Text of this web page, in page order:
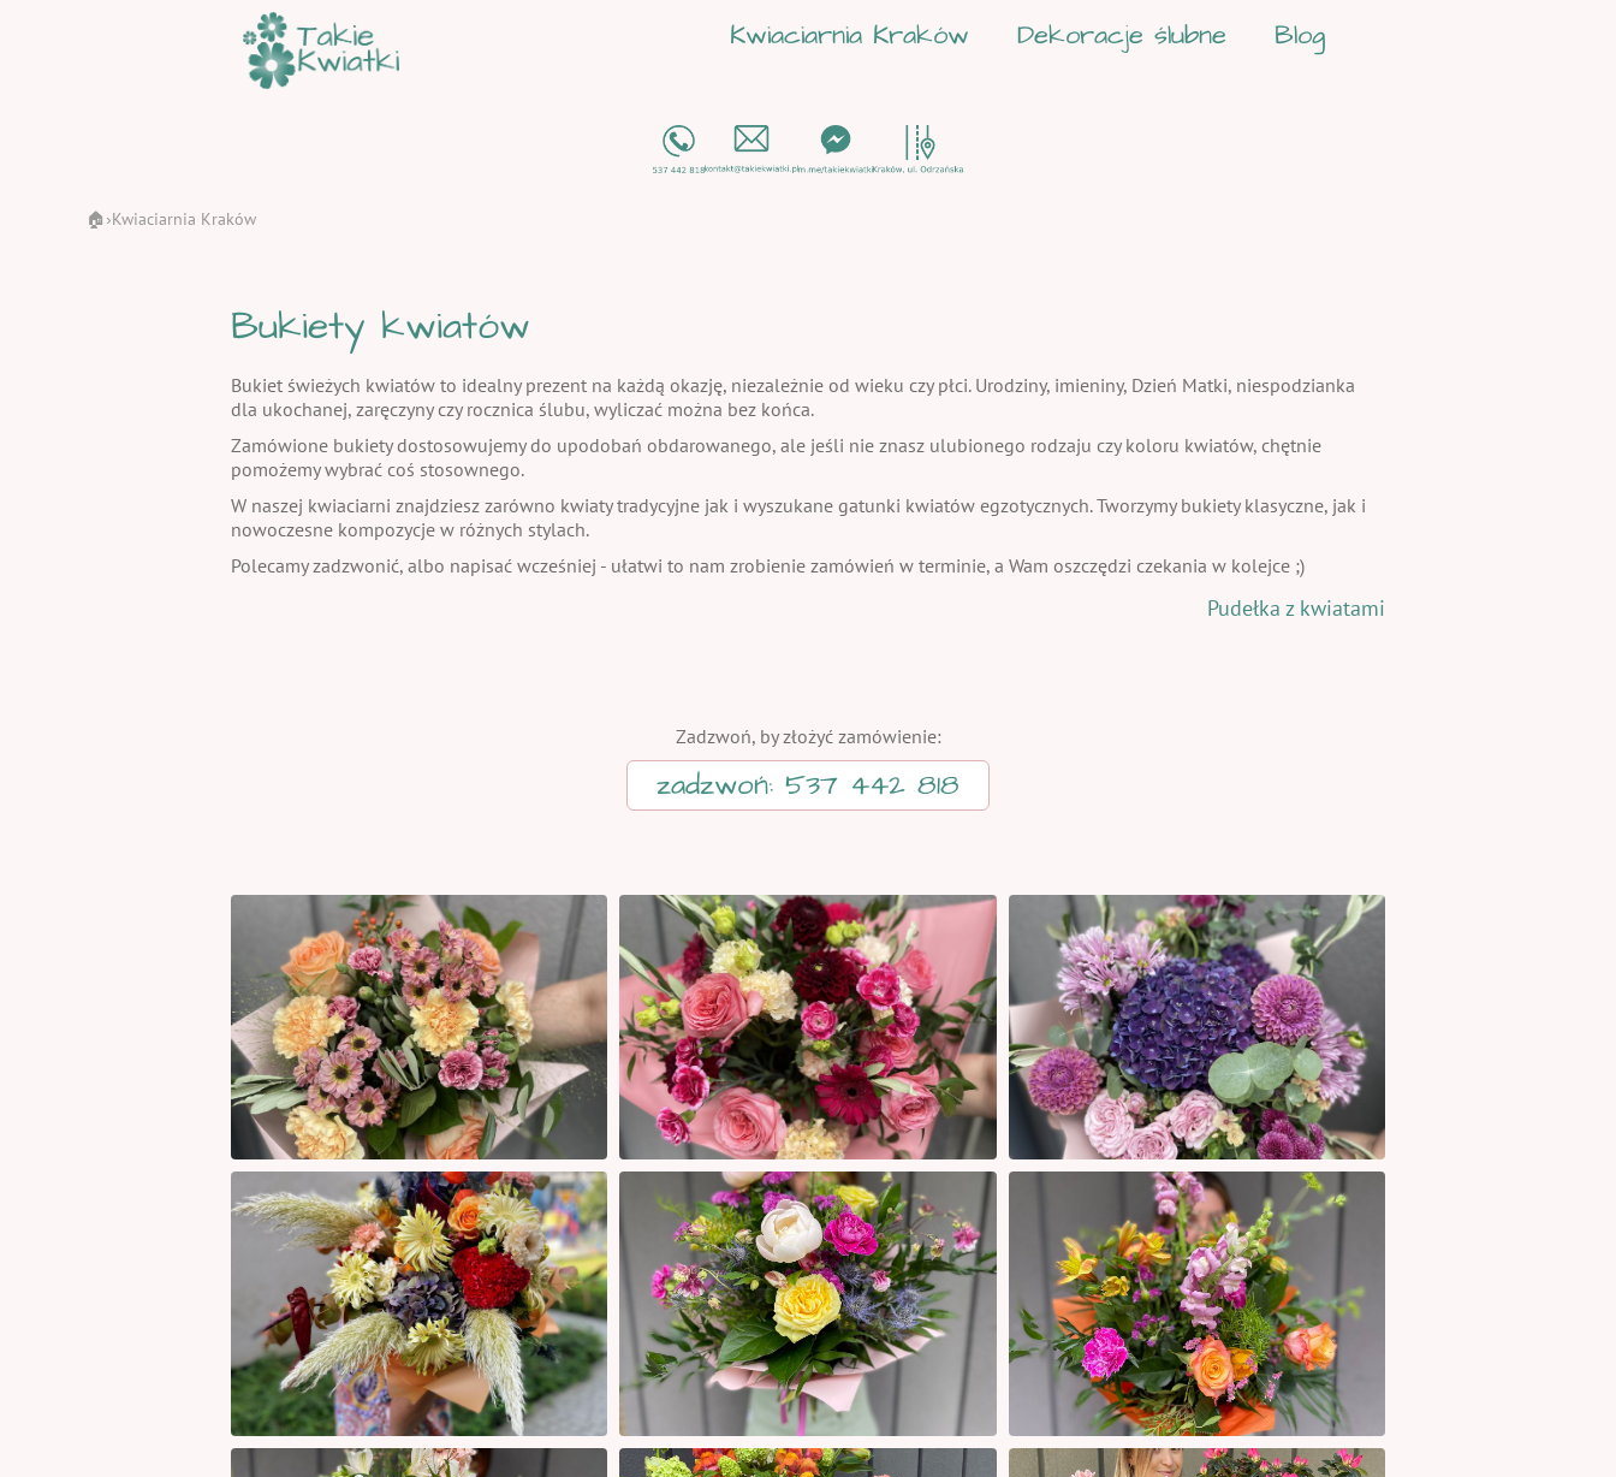
Kwiaciarnia Kraków Dekoracje ślubne Blog
🏠 ›Kwiaciarnia Kraków
Bukiety kwiatów
Bukiet świeżych kwiatów to idealny prezent na każdą okazję, niezależnie od wieku czy płci. Urodziny, imieniny, Dzień Matki, niespodzianka
dla ukochanej, zaręczyny czy rocznica ślubu, wyliczać można bez końca.
Zamówione bukiety dostosowujemy do upodobań obdarowanego, ale jeśli nie znasz ulubionego rodzaju czy koloru kwiatów, chętnie
pomożemy wybrać coś stosownego.
W naszej kwiaciarni znajdziesz zarówno kwiaty tradycyjne jak i wyszukane gatunki kwiatów egzotycznych. Tworzymy bukiety klasyczne, jak i
nowoczesne kompozycje w różnych stylach.
Polecamy zadzwonić, albo napisać wcześniej - ułatwi to nam zrobienie zamówień w terminie, a Wam oszczędzi czekania w kolejce ;)
Pudełka z kwiatami
Zadzwoń, by złożyć zamówienie:
zadzwoń: 537 442 818